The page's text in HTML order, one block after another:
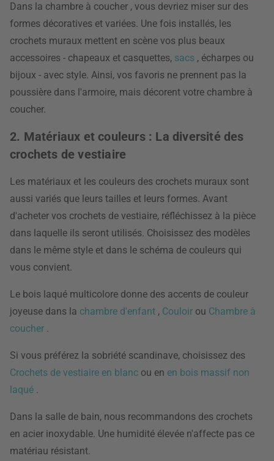
Dans la chambre à coucher , vous devriez miser sur des
formes décoratives et variées. Une fois installés, les
crochets muraux mettent en scène vos plus beaux
accessoires - chapeaux et casquettes, sacs , écharpes ou
bijoux - avec style. Ainsi, vos favoris ne prennent pas la
poussière dans l'armoire, mais décorent votre chambre à
coucher.
2. Matériaux et couleurs : La diversité des
crochets de vestiaire
Les matériaux et les couleurs des crochets muraux sont
aussi variés que leurs tailles et leurs formes. Avant
d'acheter vos crochets de vestiaire, réfléchissez à la pièce
dans laquelle ils seront utilisés. Choisissez des modèles
dans le même style et dans le schéma de couleurs qui
vous convient.
Le bois laqué multicolore donne des accents de couleur
joyeuse dans la chambre d'enfant , Couloir ou Chambre à
coucher .
Si vous préférez la sobriété scandinave, choisissez des
Crochets de vestiaire en blanc ou en en bois massif non
laqué .
Dans la salle de bain, nous recommandons des crochets
en acier inoxydable. Une humidité élevée n'affecte pas ce
matériau résistant.